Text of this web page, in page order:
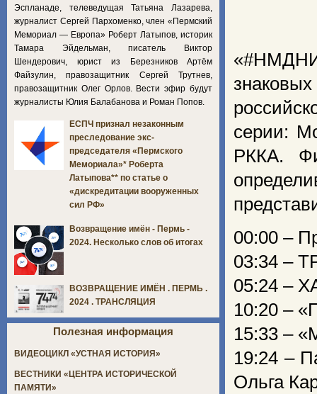
серии:
РККА.
00:00 –
03:34 –
05:24 –
10:20 –
15:33 –
19:24 –
Ольга
Эспланаде, телеведущая Татьяна Лазарева,
журналист Сергей Пархоменко, член «Пермский
Мемориал — Европа» Роберт Латыпов, историк
Тамара Эйдельман, писатель Виктор
Шендерович, юрист из Березников Артём
Файзулин, правозащитник Сергей Трутнев,
правозащитник Олег Орлов. Вести эфир будут
журналисты Юлия Балабанова и Роман Попов.
ЕСПЧ признал незаконным
преследование экс-
председателя «Пермского
Мемориала»* Роберта
Латыпова** по статье о
«дискредитации вооруженных
сил РФ»
Возвращение имён - Пермь -
2024. Несколько слов об итогах
ВОЗВРАЩЕНИЕ ИМЁН . ПЕРМЬ .
2024 . ТРАНСЛЯЦИЯ
Полезная информация
ВИДЕОЦИКЛ «УСТНАЯ ИСТОРИЯ»
ВЕСТНИКИ «ЦЕНТРА ИСТОРИЧЕСКОЙ
ПАМЯТИ»